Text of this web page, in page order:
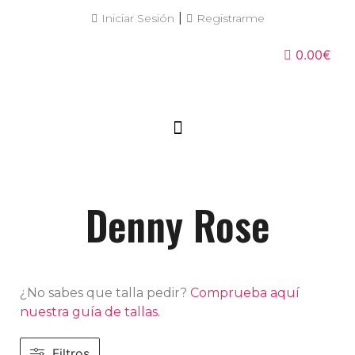
Iniciar Sesión Registrarme
0.00€
Denny Rose
¿No sabes que talla pedir? Comprueba aquí
nuestra guía de tallas.